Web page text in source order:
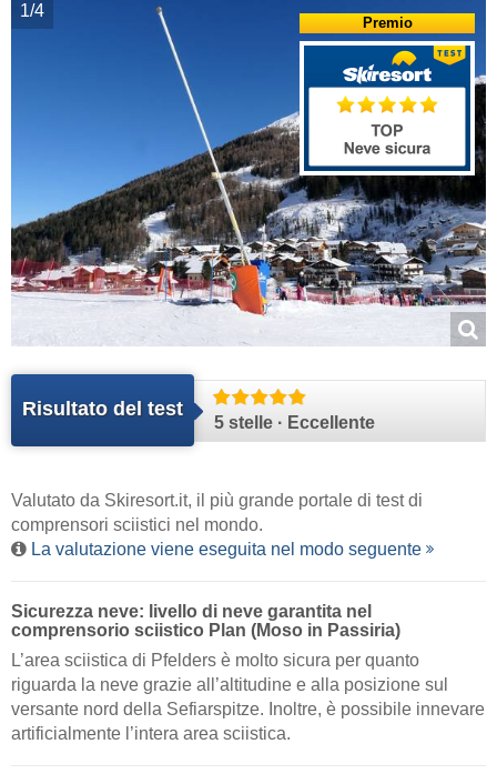
1/4
Risultato del test
5 stelle · Eccellente
Premio
Valutato da Skiresort.it, il più grande portale di test di
comprensori sciistici nel mondo.
La valutazione viene eseguita nel modo seguente
Sicurezza neve: livello di neve garantita nel
comprensorio sciistico Plan (Moso in Passiria)
L’area sciistica di Pfelders è molto sicura per quanto
riguarda la neve grazie all’altitudine e alla posizione sul
versante nord della Sefiarspitze. Inoltre, è possibile innevare
artificialmente l’intera area sciistica.